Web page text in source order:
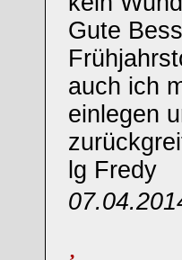
Gute
auch ich
einlegen
lg Fredy